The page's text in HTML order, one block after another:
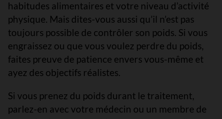
habitudes alimentaires et votre niveau d’activité
physique. Mais dites-vous aussi qu’il n’est pas
toujours possible de contrôler son poids. Si vous
engraissez ou que vous voulez perdre du poids,
faites preuve de patience envers vous-même et
ayez des objectifs réalistes.
Si vous prenez du poids durant le traitement,
parlez-en avec votre médecin ou un membre de